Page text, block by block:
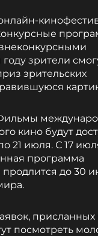
зрители
зрительских
кино будут
21 июля. С 17
программа
продлится до 30
присланных
посмотреть